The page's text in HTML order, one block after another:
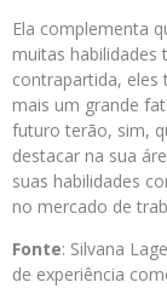
Ela complementa
muitas
contrapartida, eles
mais um grande
futuro terão, sim,
destacar na sua
suas habilidades
no mercado de
Fonte: Silvana
de experiência